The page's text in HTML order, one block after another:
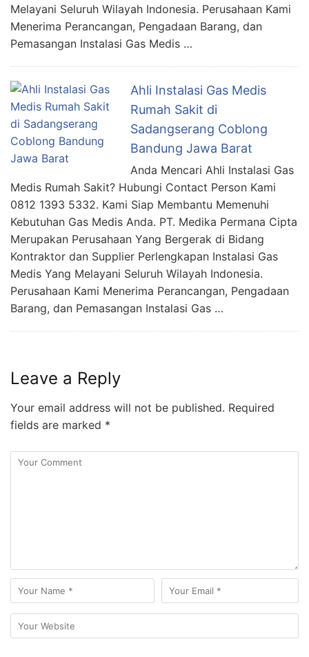
Melayani Seluruh Wilayah Indonesia. Perusahaan Kami
Menerima Perancangan, Pengadaan Barang, dan
Pemasangan Instalasi Gas Medis …
Ahli Instalasi Gas Medis
Rumah Sakit di
Sadangserang Coblong
Bandung Jawa Barat
Anda Mencari Ahli Instalasi Gas
Medis Rumah Sakit? Hubungi Contact Person Kami
0812 1393 5332. Kami Siap Membantu Memenuhi
Kebutuhan Gas Medis Anda. PT. Medika Permana Cipta
Merupakan Perusahaan Yang Bergerak di Bidang
Kontraktor dan Supplier Perlengkapan Instalasi Gas
Medis Yang Melayani Seluruh Wilayah Indonesia.
Perusahaan Kami Menerima Perancangan, Pengadaan
Barang, dan Pemasangan Instalasi Gas …
Leave a Reply
Your email address will not be published. Required
fields are marked *